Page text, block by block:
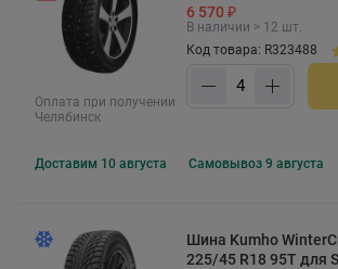
Оплата при получении
Челябинск
6 570 ₽
В наличии > 12 шт.
Код товара: R323488
Доставим 10 августа Самовывоз 9 августа
Шина Kumho
225/45 R18 95T для